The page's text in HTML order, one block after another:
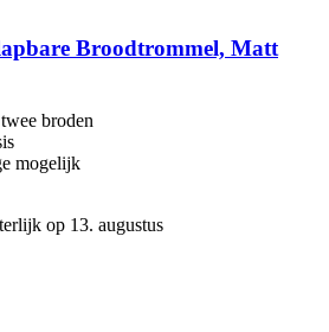
Broodtrommel, Matt
broden
mogelijk
op 13. augustus